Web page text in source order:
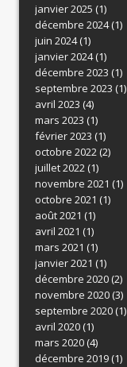
janvier 2025 (1)
décembre 2024(1)
juin 2024(1)
janvier 2024(1)
décembre 2023 (1)
septembre 2023 (1)
avril 2023 (4)
mars 2023 (1)
février 2023 (1)
octobre 2022(2)
juillet 2022(1)
novembre 2021 (1)
octobre 2021 (1)
août 2021 (1)
avril 2021 (1)
mars 2021 (1)
janvier 2021 (1)
décembre 2020(2)
novembre 2020(3)
septembre 2020(1)
avril 2020(1)
mars 2020(4)
décembre 2019(1)